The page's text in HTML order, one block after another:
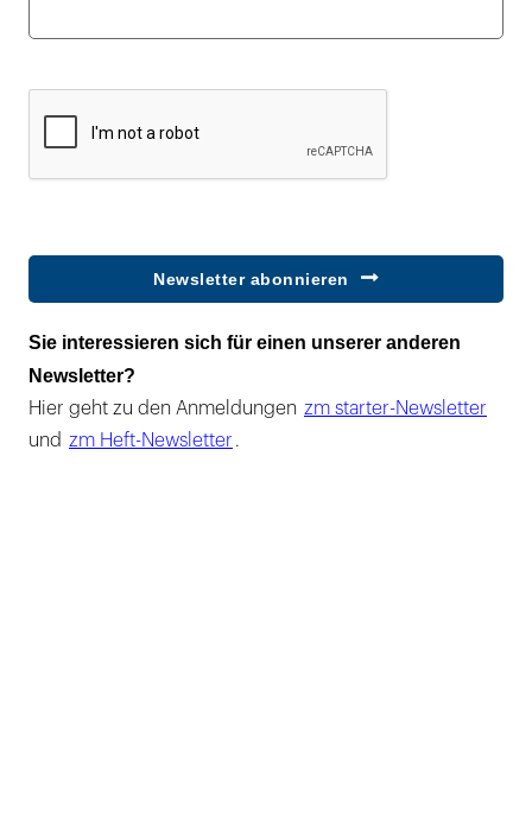
Newsletter abonnieren
Sie interessieren sich für einen unserer anderen
Newsletter?
Hier geht zu den Anmeldungen zm starter-Newsletter
und zm Heft-Newsletter .